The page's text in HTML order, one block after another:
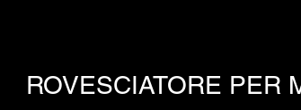
ROVESCIATORE PER